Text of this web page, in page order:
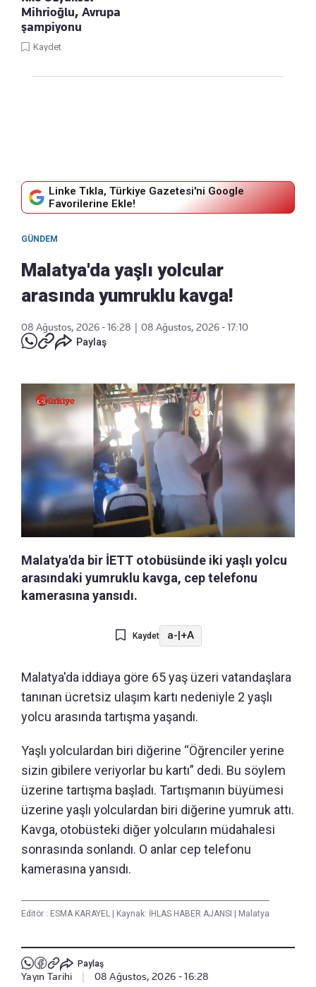
Mihrioğlu, Avrupa
şampiyonu
Kaydet
Linke Tıkla, Türkiye Gazetesi'ni Google
Favorilerine Ekle!
GÜNDEM
Malatya'da yaşlı yolcular
arasında yumruklu kavga!
08 Ağustos, 2026 - 16:28
08 Ağustos, 2026 - 17:10
Paylaş
Malatya'da bir İETT otobüsünde iki yaşlı yolcu
arasındaki yumruklu kavga, cep telefonu
kamerasına yansıdı.
Kaydet a- +A
Malatya'da iddiaya göre 65 yaş üzeri vatandaşlara
tanınan ücretsiz ulaşım kartı nedeniyle 2 yaşlı
yolcu arasında tartışma yaşandı.
Yaşlı yolculardan biri diğerine “Öğrenciler yerine
sizin gibilere veriyorlar bu kartı” dedi. Bu söylem
üzerine tartışma başladı. Tartışmanın büyümesi
üzerine yaşlı yolculardan biri diğerine yumruk attı.
Kavga, otobüsteki diğer yolcuların müdahalesi
sonrasında sonlandı. O anlar cep telefonu
kamerasına yansıdı.
Editör : ESMA KARAYEL | Kaynak: İHLAS HABER AJANSI | Malatya
Paylaş
Yayın Tarihi 08 Ağustos, 2026 - 16:28